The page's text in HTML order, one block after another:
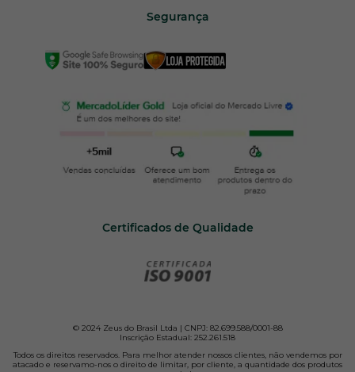
Segurança
Certificados de Qualidade
© 2024 Zeus do Brasil Ltda | CNPJ: 82.699.588/0001-88
Inscrição Estadual: 252.261.518
Todos os direitos reservados. Para melhor atender nossos clientes, não vendemos por
atacado e reservamo-nos o direito de limitar, por cliente, a quantidade dos produtos